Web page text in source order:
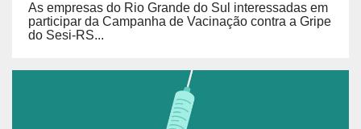
As empresas do Rio Grande do Sul interessadas em
participar da Campanha de Vacinação contra a Gripe
do Sesi-RS...